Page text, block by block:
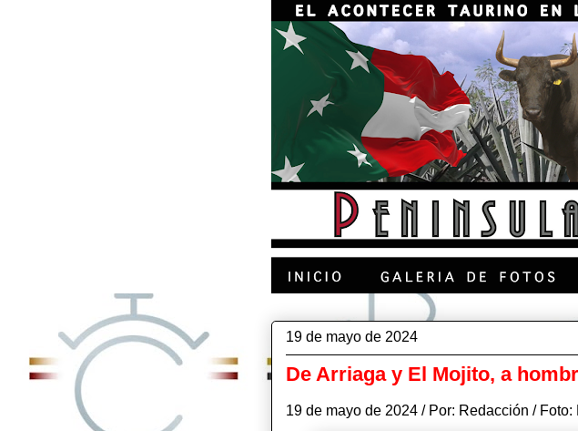
19 de mayo de 2024
De Arriaga y El Mojito, a
19 de mayo de 2024 / Por: Redacción / Foto: